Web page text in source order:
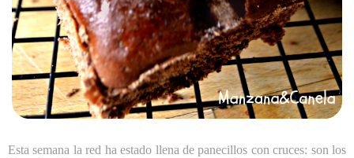
Esta semana la red ha estado llena de panecillos con cruces: son los